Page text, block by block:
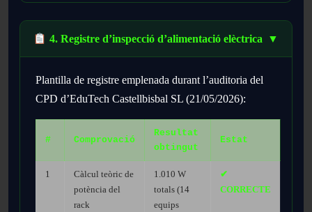
4. Registre d’inspecció d’alimentació elèctrica ▼
Plantilla de registre emplenada durant l’auditoria del
CPD d’EduTech Castellbisbal SL (21/05/2026):
# Comprovació
Resultat
obtingut
Estat
1
Càlcul teòric de
potència del
rack
1.010 W
totals (14
equips
✔
CORRECTE